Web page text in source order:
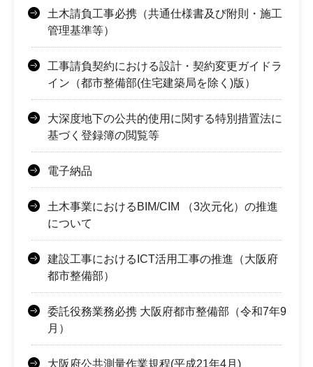
土木請負工事必携（共通仕様書及び附則・施工
管理基準等）
工事請負契約における設計・契約変更ガイドラ
イン（都市整備部(住宅建築局を除く)版）
大深度地下の公共的使用に関する特別措置法に
基づく登録簿の閲覧等
電子納品
土木事業におけるBIM/CIM （3次元化）の推進
について
建設工事におけるICT活用工事の推進（大阪府
都市整備部）
委託役務業務必携 大阪府都市整備部（令和7年9
月）
大阪府公共測量作業規程(平成21年4月)